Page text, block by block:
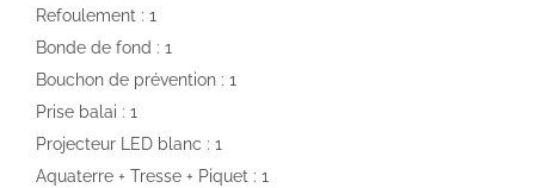
Refoulement : 1
Bonde de fond : 1
Bouchon de prévention : 1
Prise balai : 1
Projecteur LED blanc : 1
Aquaterre + Tresse + Piquet : 1